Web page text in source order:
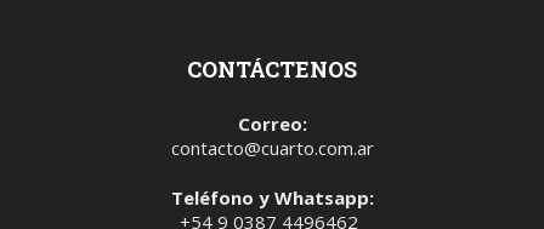
CONTÁCTENOS
Correo:
contacto@cuarto.com.ar
Teléfono y Whatsapp:
+54 9 0387 4496462